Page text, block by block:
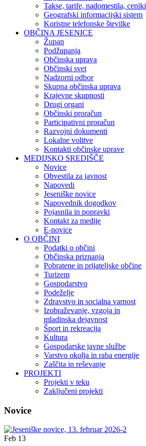
Takse, tarife, nadomestila, ceniki
Geografski informacijski sistem
Koristne telefonske številke
OBČINA JESENICE
Župan
Podžupanja
Občinska uprava
Občinski svet
Nadzorni odbor
Skupna občinska uprava
Krajevne skupnosti
Drugi organi
Občinski proračun
Participativni proračun
Razvojni dokumenti
Lokalne volitve
Kontakti občinske uprave
MEDIJSKO SREDIŠČE
Novice
Obvestila za javnost
Napovedi
Jeseniške novice
Napovednik dogodkov
Pojasnila in popravki
Kontakt za medije
E-novice
O OBČINI
Podatki o občini
Občinska priznanja
Pobratene in prijateljske občine
Turizem
Gospodarstvo
Podeželje
Zdravstvo in socialna varnost
Izobraževanje, vzgoja in
mladinska dejavnost
Šport in rekreacija
Kultura
Gospodarske javne službe
Varstvo okolja in raba energije
Zaščita in reševanje
PROJEKTI
Projekti v teku
Zaključeni projekti
Novice
Feb 13